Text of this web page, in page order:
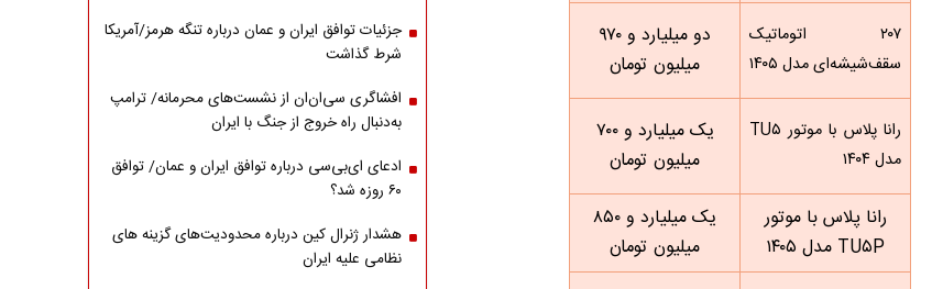
۲۰۷ اتوماتیک
سقف‌شیشه‌ای مدل ۱۴۰۵
دو میلیارد و ۹۷۰
میلیون تومان
رانا پلاس با موتور TU۵
مدل ۱۴۰۴
یک میلیارد و ۷۰۰
میلیون تومان
رانا پلاس با موتور
TU۵P مدل ۱۴۰۵
یک میلیارد و ۸۵۰
میلیون تومان
جزئیات توافق ایران و عمان درباره تنگه هرمز/آمریکا
شرط گذاشت
افشاگری سی‌ان‌ان از نشست‌های محرمانه/ ترامپ
به‌دنبال راه خروج از جنگ با ایران
ادعای ای‌بی‌سی درباره توافق ایران و عمان/ توافق
۶۰ روزه شد؟
هشدار ژنرال کین درباره محدودیت‌های گزینه های
نظامی علیه ایران